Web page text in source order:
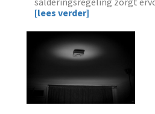
[lees verder]